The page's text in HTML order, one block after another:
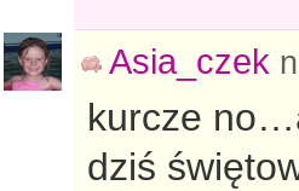
Asia_czek
kurcze
dziś